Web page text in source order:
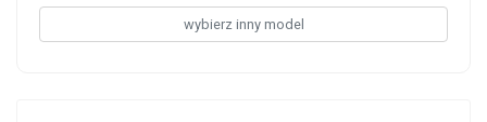
wybierz inny model